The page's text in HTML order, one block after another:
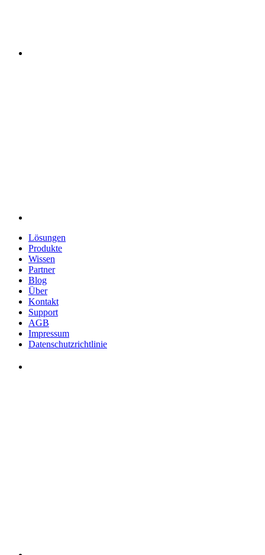
Lösungen
Produkte
Wissen
Partner
Blog
Über
Kontakt
Support
AGB
Impressum
Datenschutzrichtlinie